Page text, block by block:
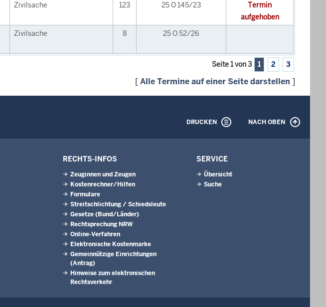
Zivilsache 123 25 O 145/23
Termin
aufgehoben
Zivilsache 8 25 O 52/26
Seite 1 von 3 1 2 3
[Alle Termine auf einer Seite darstellen ]
DRUCKEN NACH OBEN
RECHTS-INFOS
Zeuginnen und Zeugen
Kostenrechner/Hilfen
Formulare
Streitschlichtung / Schiedsleute
Gesetze (Bund/Länder)
Rechtsprechung NRW
Online-Verfahren
Elektronische Kostenmarke
Gemeinnützige Einrichtungen
(Antrag)
Hinweise zum elektronischen
Rechtsverkehr
SERVICE
Übersicht
Suche